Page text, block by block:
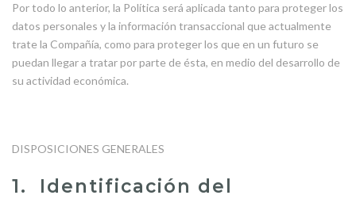
Por todo lo anterior, la Política será aplicada tanto para proteger los
datos personales y la información transaccional que actualmente
trate la Compañía, como para proteger los que en un futuro se
puedan llegar a tratar por parte de ésta, en medio del desarrollo de
su actividad económica.
DISPOSICIONES GENERALES
1. Identificación del